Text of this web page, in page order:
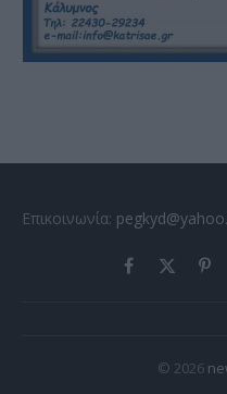
Επικοινωνία:
Facebook
X
© 2026